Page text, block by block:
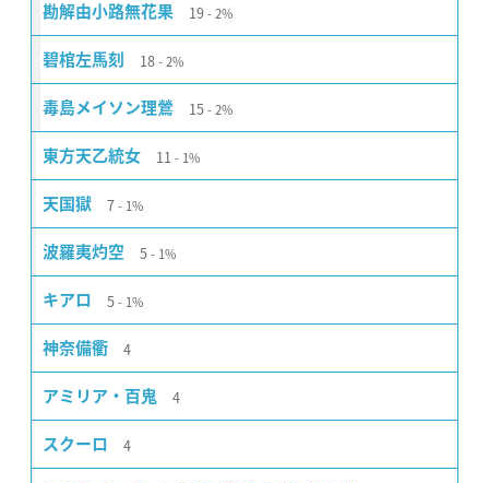
勘解由小路無花果 19 2%
碧棺左馬刻 18 2%
毒島メイソン理鶯 15 2%
東方天乙統女 11 1%
天国獄 7 1%
波羅夷灼空 5 1%
キアロ 5 1%
神奈備衢 4
アミリア・百鬼 4
スクーロ 4